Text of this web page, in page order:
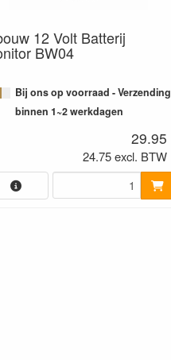
12 Volt Batterij
BW04
Bij ons op voorraad - Verzending
binnen 1~2 werkdagen
29.95
24.75 excl. BTW